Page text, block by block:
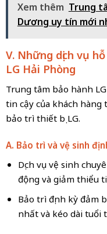
Xem thêm Trung
Dương uy tín mới
V. Những dịch vụ
LG Hải Phòng
Trung tâm bảo hành
tin cậy của khách hàng
bảo trì thiết bị LG.
A. Bảo trì và vệ sinh
Dịch vụ vệ sinh
động và giảm thiểu
Bảo trì định kỳ đảm
nhất và kéo dài tuổi